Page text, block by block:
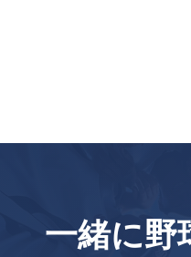
一緒に野